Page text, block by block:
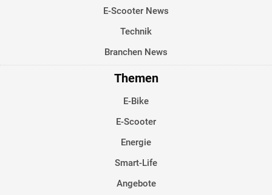
E-Scooter News
Technik
Branchen News
Themen
E-Bike
E-Scooter
Energie
Smart-Life
Angebote